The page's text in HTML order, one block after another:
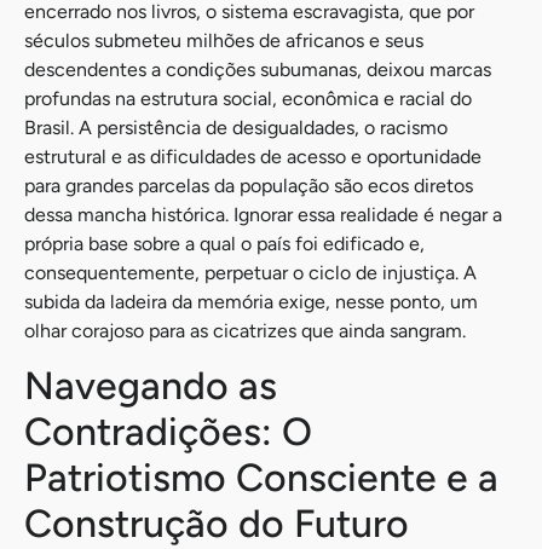
encerrado nos livros, o sistema escravagista, que por
séculos submeteu milhões de africanos e seus
descendentes a condições subumanas, deixou marcas
profundas na estrutura social, econômica e racial do
Brasil. A persistência de desigualdades, o racismo
estrutural e as dificuldades de acesso e oportunidade
para grandes parcelas da população são ecos diretos
dessa mancha histórica. Ignorar essa realidade é negar a
própria base sobre a qual o país foi edificado e,
consequentemente, perpetuar o ciclo de injustiça. A
subida da ladeira da memória exige, nesse ponto, um
olhar corajoso para as cicatrizes que ainda sangram.
Navegando as
Contradições: O
Patriotismo Consciente e a
Construção do Futuro